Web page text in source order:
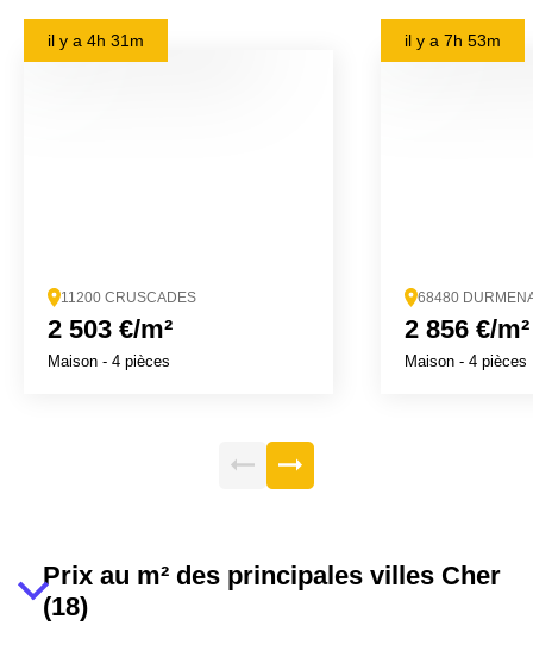
il y a 4h 31m
11200 CRUSCADES
2 503 €/m²
Maison - 4 pièces
il y a 7h 53m
68480
2 856 €/m²
Maison - 4 pièces
Prix au m² des principales villes Cher
(18)